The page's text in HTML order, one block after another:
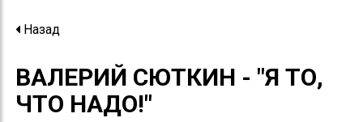
Назад
ВАЛЕРИЙ СЮТКИН - "Я ТО,
ЧТО НАДО!"